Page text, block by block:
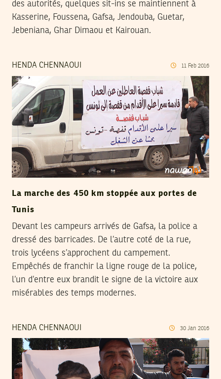
des autorités, quelques sit-ins se maintiennent à
Kasserine, Foussena, Gafsa, Jendouba, Guetar,
Jebeniana, Ghar Dimaou et Kairouan.
HENDA CHENNAOUI 11 Feb 2016
La marche des 450 km stoppée aux portes de
Tunis
Devant les campeurs arrivés de Gafsa, la police a
dressé des barricades. De l’autre coté de la rue,
trois lycéens s’approchent du campement.
Empêchés de franchir la ligne rouge de la police,
l’un d’entre eux brandit le signe de la victoire aux
misérables des temps modernes.
HENDA CHENNAOUI 30 Jan 2016